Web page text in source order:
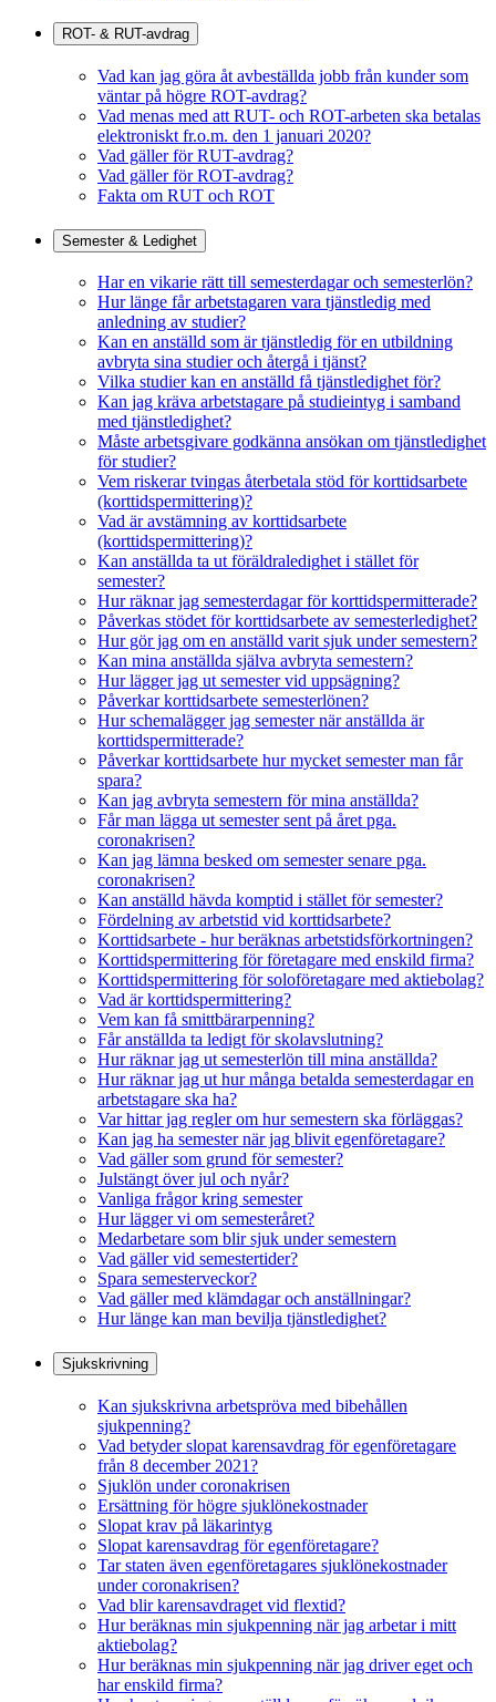
ROT- & RUT-avdrag
Vad kan jag göra åt avbeställda jobb från kunder som
väntar på högre ROT-avdrag?
Vad menas med att RUT- och ROT-arbeten ska betalas
elektroniskt fr.o.m. den 1 januari 2020?
Vad gäller för RUT-avdrag?
Vad gäller för ROT-avdrag?
Fakta om RUT och ROT
Semester & Ledighet
Har en vikarie rätt till semesterdagar och semesterlön?
Hur länge får arbetstagaren vara tjänstledig med
anledning av studier?
Kan en anställd som är tjänstledig för en utbildning
avbryta sina studier och återgå i tjänst?
Vilka studier kan en anställd få tjänstledighet för?
Kan jag kräva arbetstagare på studieintyg i samband
med tjänstledighet?
Måste arbetsgivare godkänna ansökan om tjänstledighet
för studier?
Vem riskerar tvingas återbetala stöd för korttidsarbete
(korttidspermittering)?
Vad är avstämning av korttidsarbete
(korttidspermittering)?
Kan anställda ta ut föräldraledighet i stället för
semester?
Hur räknar jag semesterdagar för korttidspermitterade?
Påverkas stödet för korttidsarbete av semesterledighet?
Hur gör jag om en anställd varit sjuk under semestern?
Kan mina anställda själva avbryta semestern?
Hur lägger jag ut semester vid uppsägning?
Påverkar korttidsarbete semesterlönen?
Hur schemalägger jag semester när anställda är
korttidspermitterade?
Påverkar korttidsarbete hur mycket semester man får
spara?
Kan jag avbryta semestern för mina anställda?
Får man lägga ut semester sent på året pga.
coronakrisen?
Kan jag lämna besked om semester senare pga.
coronakrisen?
Kan anställd hävda komptid i stället för semester?
Fördelning av arbetstid vid korttidsarbete?
Korttidsarbete - hur beräknas arbetstidsförkortningen?
Korttidspermittering för företagare med enskild firma?
Korttidspermittering för soloföretagare med aktiebolag?
Vad är korttidspermittering?
Vem kan få smittbärarpenning?
Får anställda ta ledigt för skolavslutning?
Hur räknar jag ut semesterlön till mina anställda?
Hur räknar jag ut hur många betalda semesterdagar en
arbetstagare ska ha?
Var hittar jag regler om hur semestern ska förläggas?
Kan jag ha semester när jag blivit egenföretagare?
Vad gäller som grund för semester?
Julstängt över jul och nyår?
Vanliga frågor kring semester
Hur lägger vi om semesteråret?
Medarbetare som blir sjuk under semestern
Vad gäller vid semestertider?
Spara semesterveckor?
Vad gäller med klämdagar och anställningar?
Hur länge kan man bevilja tjänstledighet?
Sjukskrivning
Kan sjukskrivna arbetspröva med bibehållen
sjukpenning?
Vad betyder slopat karensavdrag för egenföretagare
från 8 december 2021?
Sjuklön under coronakrisen
Ersättning för högre sjuklönekostnader
Slopat krav på läkarintyg
Slopat karensavdrag för egenföretagare?
Tar staten även egenföretagares sjuklönekostnader
under coronakrisen?
Vad blir karensavdraget vid flextid?
Hur beräknas min sjukpenning när jag arbetar i mitt
aktiebolag?
Hur beräknas min sjukpenning när jag driver eget och
har enskild firma?